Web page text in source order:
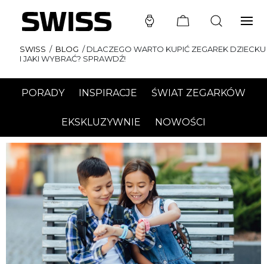
SWISS / BLOG /DLACZEGO WARTO KUPIĆ ZEGAREK DZIECKU
I JAKI WYBRAĆ? SPRAWDŹ!
PORADY INSPIRACJE ŚWIAT ZEGARKÓW
EKSKLUZYWNIE NOWOŚCI